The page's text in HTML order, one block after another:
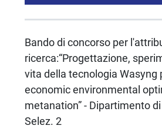
Bando di concorso per
ricerca:“Progettazione,
vita della tecnologia
economic environmental
metanation” - Dipartimento
Selez. 2